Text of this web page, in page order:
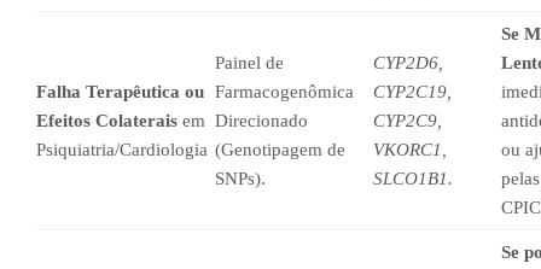
Falha Terapêutica ou
Efeitos Colaterais em
Psiquiatria/Cardiologia
Painel de
Farmacogenômica
Direcionado
(Genotipagem de
SNPs).
CYP2D6,
CYP2C19,
CYP2C9,
VKORC1,
SLCO1B1.
Se
ou
Se